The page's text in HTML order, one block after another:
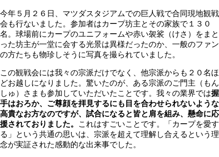
今年５月２６日、マツダスタジアムでの巨人戦で合同現地観戦
会も行ないました。参加者はカープ坊主とその家族で１３０
名。球場前にカープのユニフォームや赤い袈裟（けさ）をまと
った坊主が一堂に会する光景は異様だったのか、一般のファン
の方たちも物珍しそうに写真を撮られていました。
この観戦会には我々の宗派だけでなく、他宗派からも２０名ほ
どお越しになりました。驚いたのが、ある宗派のご門主（もん
しゅ）さまも参加していただいたことです。我々の業界では握
手はおろか、ご尊顔を拝見するにも目を合わせられないような
高貴なお方なのですが、試合になると皆と肩を組み、懸命に応
援されておりました。
これはすごいことです。「カープを愛す
る」という共通の思いは、宗派を超えて理解し合えるという理
念が実証された感動的な出来事でした。